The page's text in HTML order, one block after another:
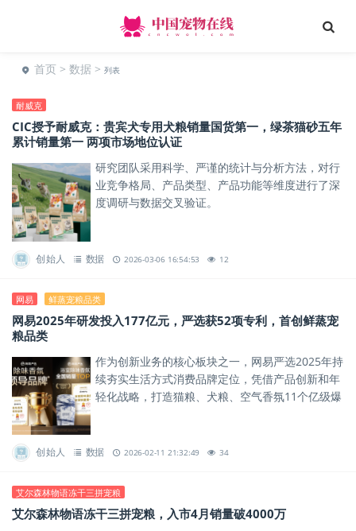
首页 > 数据 > 列表
耐威克
CIC授予耐威克：贵宾犬专用犬粮销量国货第一，绿茶猫砂五年
累计销量第一 两项市场地位认证
研究团队采用科学、严谨的统计与分析方法，对行
业竞争格局、产品类型、产品功能等维度进行了深
度调研与数据交叉验证。
创始人 数据 2026-03-06 16:54:53 12
网易 鲜蒸宠粮品类
网易2025年研发投入177亿元，严选获52项专利，首创鲜蒸宠
粮品类
作为创新业务的核心板块之一，网易严选2025年持
续夯实生活方式消费品牌定位，凭借产品创新和年
轻化战略，打造猫粮、犬粮、空气香氛11个亿级爆
创始人 数据 2026-02-11 21:32:49 34
艾尔森林物语冻干三拼宠粮
艾尔森林物语冻干三拼宠粮，入市4月销量破4000万